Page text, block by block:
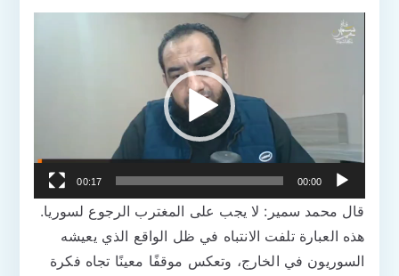
مشغل
الفيديو
00:00
00:17
قال محمد سمير: لا يجب على المغترب الرجوع لسوريا.
هذه العبارة تلفت الانتباه في ظل الواقع الذي يعيشه
السوريون في الخارج، وتعكس موقفًا معينًا تجاه فكرة